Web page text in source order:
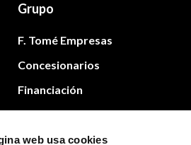
web usa cookies
Grupo
F. Tomé Empresas
Concesionarios
Financiación
Trabaja con nosotros
Blog